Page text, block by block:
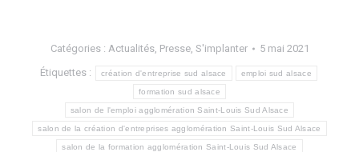
Catégories : Actualités, Presse, S'implanter 5 mai 2021
Étiquettes : création d'entreprise sud alsace emploi sud alsace
formation sud alsace
salon de l'emploi agglomération Saint-Louis Sud Alsace
salon de la création d'entreprises agglomération Saint-Louis Sud Alsace
salon de la formation agglomération Saint-Louis Sud Alsace